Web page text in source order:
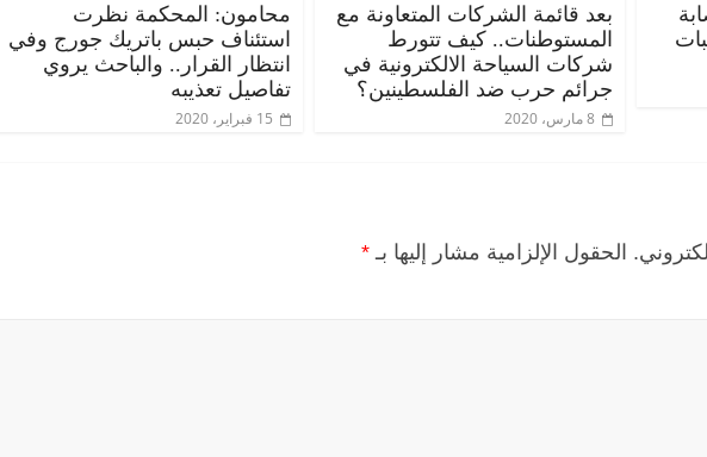
بعد قائمة الشركات المتعاونة مع
المستوطنات.. كيف تتورط
شركات السياحة الالكترونية في
جرائم حرب ضد الفلسطينين؟
8 مارس، 2020
محامون: المحكمة نظرت
استئناف حبس باتريك جورج وفي
انتظار القرار.. والباحث يروي
تفاصيل تعذيبه
15 فبراير، 2020
الحقول الإلزامية مشار إليها بـ *